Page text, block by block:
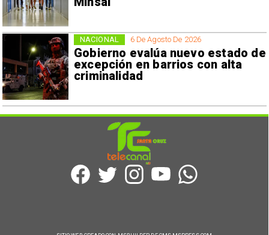
6 De Agosto De 2026
Gobierno evalúa nuevo estado de
excepción en barrios con alta
criminalidad
NACIONAL